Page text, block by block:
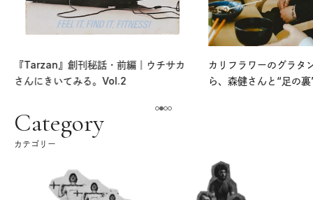
『Tarzan』創刊秘話・前編｜ウチサカ
さんにきいてみる。Vol.2
カリフラワーのグラタ
ら、森健さんと“足の
Category
カテゴリー